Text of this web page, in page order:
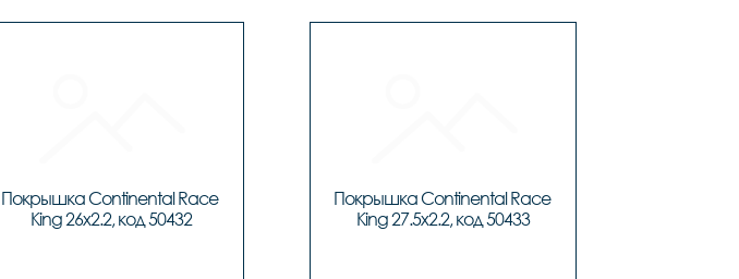
Покрышка Continental Race
King 26x2.2, код 50432
Покрышка Continental Race
King 27.5x2.2, код 50433